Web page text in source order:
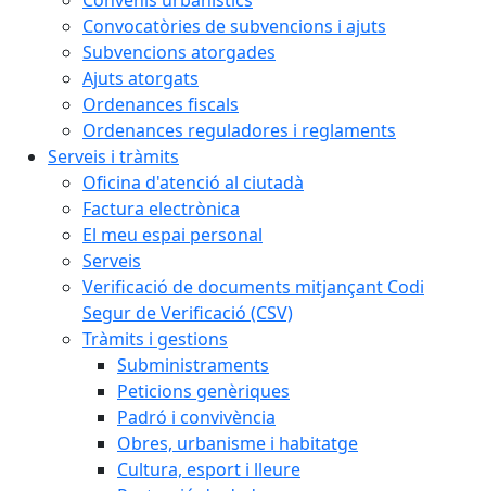
Convocatòries de subvencions i ajuts
Subvencions atorgades
Ajuts atorgats
Ordenances fiscals
Ordenances reguladores i reglaments
Serveis i tràmits
Oficina d'atenció al ciutadà
Factura electrònica
El meu espai personal
Serveis
Verificació de documents mitjançant Codi
Segur de Verificació (CSV)
Tràmits i gestions
Subministraments
Peticions genèriques
Padró i convivència
Obres, urbanisme i habitatge
Cultura, esport i lleure